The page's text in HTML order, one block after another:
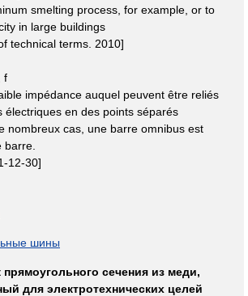
smelting process, for example, or to
in large buildings
technical terms. 2010]
, f
impédance auquel peuvent être reliés
électriques en des points séparés
nombreux cas, une barre omnibus est
barre.
12-30]
шины
сечения из меди,
для электротехнических целей